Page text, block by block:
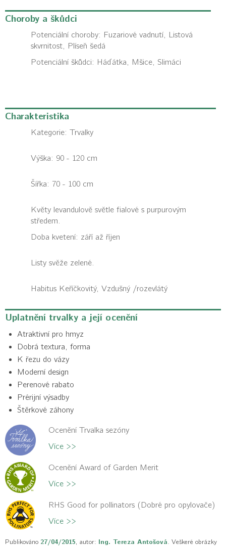
Choroby a škůdci
Potenciální choroby: Fuzariové vadnutí, Listová
skvrnitost, Plíseň šedá
Potenciální škůdci: Háďátka, Mšice, Slimáci
Charakteristika
Kategorie: Trvalky
Výška: 90 - 120 cm
Šířka: 70 - 100 cm
Květy levandulově světle fialové s purpurovým
středem.
Doba kvetení: září až říjen
Listy svěže zelené.
Habitus Keříčkovitý, Vzdušný /rozevlátý
Uplatnění trvalky a její ocenění
Atraktivní pro hmyz
Dobrá textura, forma
K řezu do vázy
Moderní design
Perenové rabato
Prérijní výsadby
Štěrkové záhony
Ocenění Trvalka sezóny
Více >>
Ocenění Award of Garden Merit
Více >>
RHS Good for pollinators (Dobré pro opylovače)
Více >>
Publikováno 27/04/2015, autor: Ing. Tereza Antošová. Veškeré obrázky